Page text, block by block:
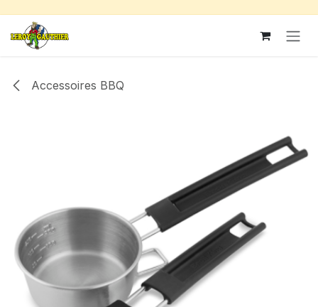
Se rendre au contenu
Accessoires BBQ